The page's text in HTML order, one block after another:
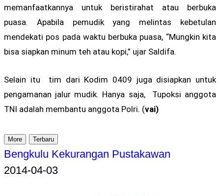
memanfaatkannya untuk beristirahat atau berbuka
puasa. Apabila pemudik yang melintas kebetulan
mendekati pos pada waktu berbuka puasa, “Mungkin kita
bisa siapkan minum teh atau kopi,” ujar Saldifa.
Selain itu tim dari Kodim 0409 juga disiapkan untuk
pengamanan jalur mudik. Hanya saja, Tupoksi anggota
TNI adalah membantu anggota Polri. (vai)
More Terbaru
Bengkulu Kekurangan Pustakawan
2014-04-03